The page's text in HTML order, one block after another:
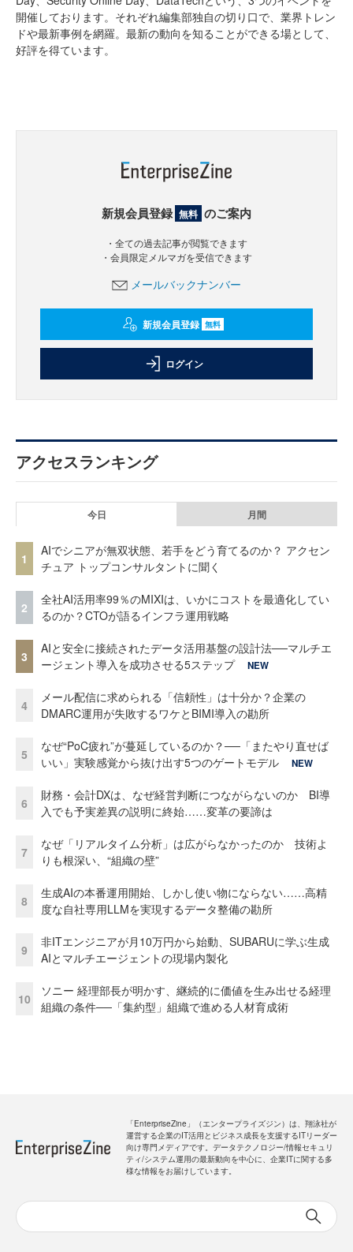
開催しております。それぞれ編集部独自の切り口で、業界トレン
ドや最新事例を網羅。最新の動向を知ることができる場として、
好評を得ています。
新規会員登録 無料 のご案内
・全ての過去記事が閲覧できます
・会員限定メルマガを受信できます
メールバックナンバー
新規会員登録 無料
ログイン
アクセスランキング
今日 月間
1
AIでシニアが無双状態、若手をどう育てるのか？ アクセン
チュア トップコンサルタントに聞く
2
全社AI活用率99％のMIXIは、いかにコストを最適化してい
るのか？CTOが語るインフラ運用戦略
3
AIと安全に接続されたデータ活用基盤の設計法──マルチエ
ージェント導入を成功させる5ステップ
NEW
4
メール配信に求められる「信頼性」は十分か？企業の
DMARC運用が失敗するワケとBIMI導入の勘所
5
なぜ“PoC疲れ”が蔓延しているのか？──「またやり直せば
いい」実験感覚から抜け出す5つのゲートモデル
NEW
6
財務・会計DXは、なぜ経営判断につながらないのか BI導
入でも予実差異の説明に終始……変革の要諦は
7
なぜ「リアルタイム分析」は広がらなかったのか 技術よ
りも根深い、“組織の壁”
8
生成AIの本番運用開始、しかし使い物にならない……高精
度な自社専用LLMを実現するデータ整備の勘所
9
非ITエンジニアが月10万円から始動、SUBARUに学ぶ生成
AIとマルチエージェントの現場内製化
10
ソニー 経理部長が明かす、継続的に価値を生み出せる経理
組織の条件──「集約型」組織で進める人材育成術
「EnterpriseZine」（エンタープライズジン）は、翔泳社が
運営する企業のIT活用とビジネス成長を支援するITリーダー
向け専門メディアです。データテクノロジー/情報セキュリ
ティ/システム運用の最新動向を中心に、企業ITに関する多
様な情報をお届けしています。